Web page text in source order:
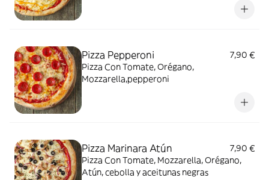
Pizza Pepperoni
7,90 €
Pizza Con Tomate, Orégano,
Mozzarella,pepperoni
Pizza Marinara Atún
7,90 €
Pizza Con Tomate, Mozzarella, Orégano,
Atún, cebolla y aceitunas negras